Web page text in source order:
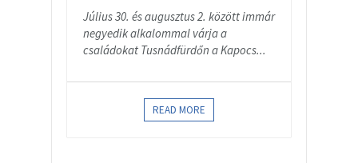
Július 30. és augusztus 2. között immár
negyedik alkalommal várja a
családokat Tusnádfürdőn a Kapocs...
READ MORE